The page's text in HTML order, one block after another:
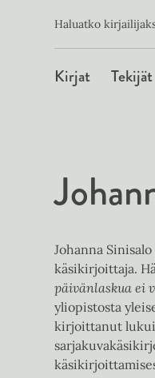
Haluatko
Kirjat Tekijät
Johanna
käsikirjoittaja.
päivänlaskua ei
yliopistosta
kirjoittanut